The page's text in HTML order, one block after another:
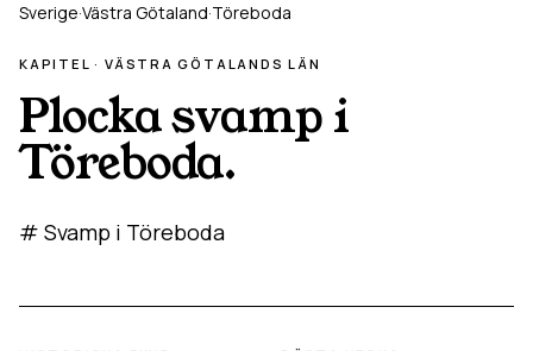
Sverige·Västra Götaland·Töreboda
KAPITEL · VÄSTRA GÖTALAND S LÄN
Plocka svamp i
Töreboda.
# Svamp i Töreboda